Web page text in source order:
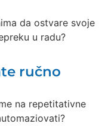
da ostvare svoje
u radu?
ručno
na repetitativne